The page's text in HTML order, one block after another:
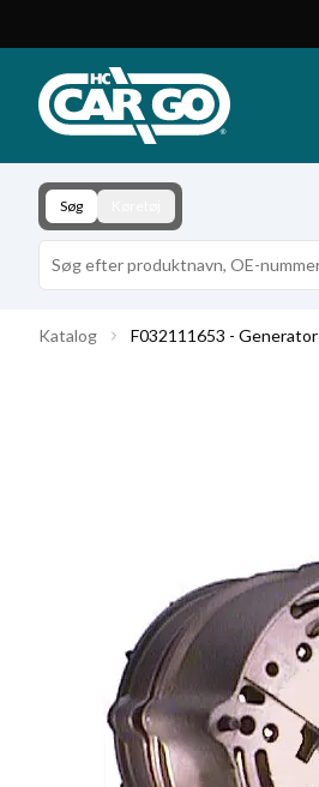
Download
Kontakt
Søg
Katalog F032111653 - Generator